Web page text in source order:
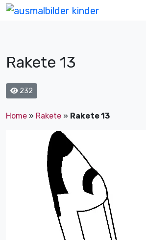
Rakete 13
232
Home » Rakete » Rakete 13